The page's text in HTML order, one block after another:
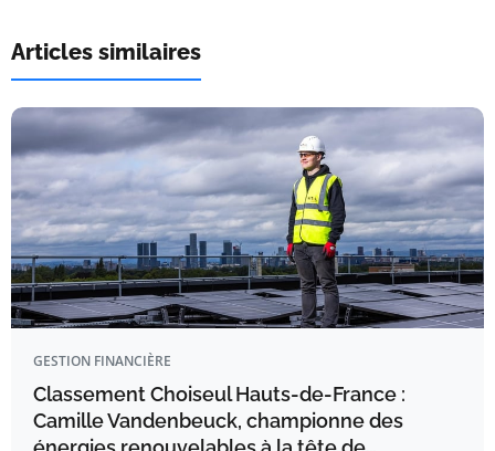
Articles similaires
GESTION FINANCIÈRE
Classement Choiseul Hauts-de-France :
Camille Vandenbeuck, championne des